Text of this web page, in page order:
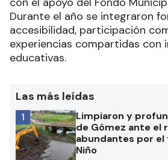
Durante el año se integraron
accesibilidad, participación
experiencias compartidas con
educativas.
Las más leídas
Limpiaron y
de Gómez ante el
abundantes por el
Niño
1